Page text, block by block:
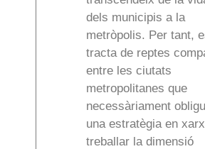
dels municipis a la
metròpolis. Per tant,
tracta de reptes
entre les ciutats
metropolitanes que
necessàriament
una estratègia en
treballar la dimensió